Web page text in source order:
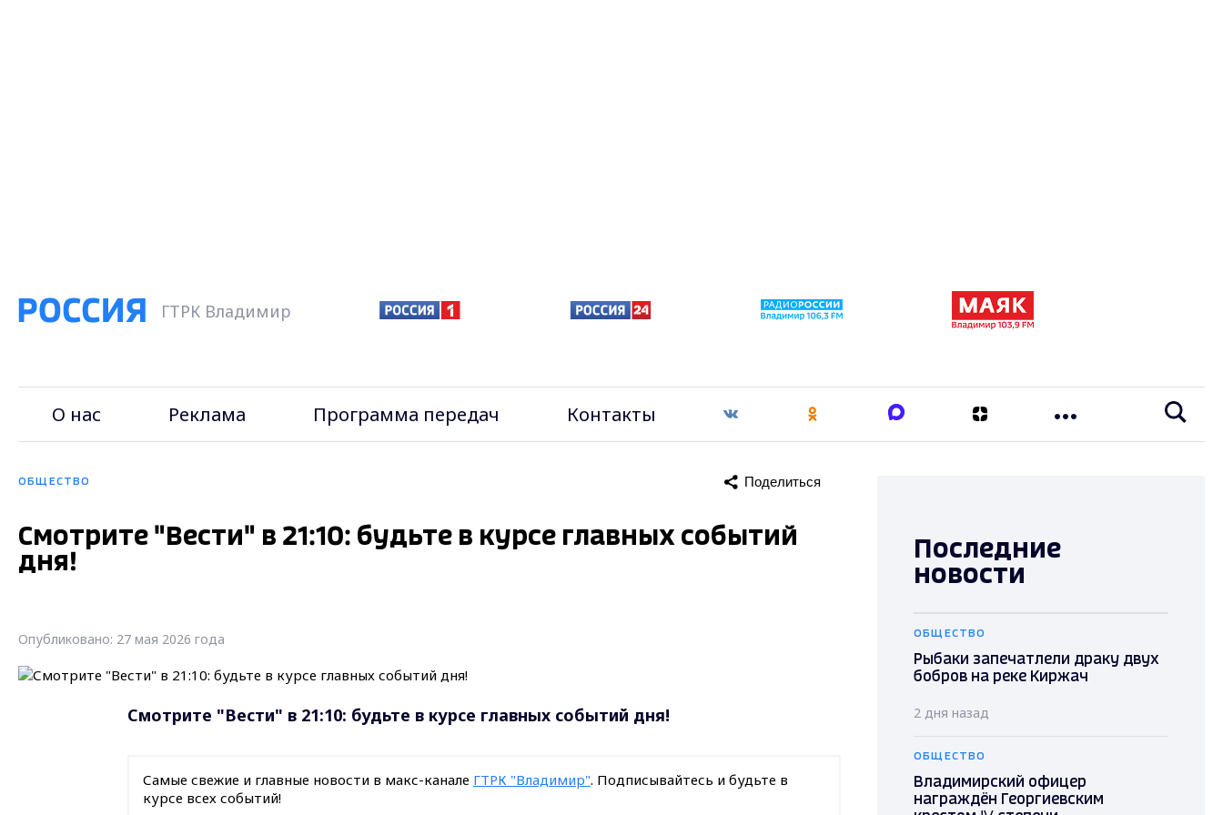
ГТРК Владимир
О нас Реклама Программа передач Контакты
ОБЩЕСТВО Поделиться
Смотрите "Вести" в 21:10: будьте в курсе главных событий
дня!
Опубликовано: 27 мая 2026 года
Смотрите "Вести" в 21:10: будьте в курсе главных событий дня!
Самые свежие и главные новости в макс-канале ГТРК "Владимир". Подписывайтесь и будьте в
курсе всех событий!
Последние
новости
ОБЩЕСТВО
Рыбаки запечатлели драку двух
бобров на реке Киржач
2 дня назад
ОБЩЕСТВО
Владимирский офицер
награждён Георгиевским